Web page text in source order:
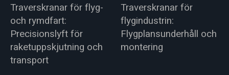
Traverskranar för flyg-
och rymdfart:
Precisionslyft för
raketuppskjutning och
transport
Traverskranar för
flygindustrin:
Flygplansunderhåll och
montering